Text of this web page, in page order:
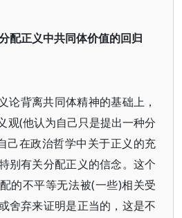
配正义中共同体价值的回归
论背离共同体精神的基础上，
观(他认为自己只是提出一种分
己在政治哲学中关于正义的充
别有关分配正义的信念。这个
的不平等无法被(一些)相关受
舍弃来证明是正当的，这是不